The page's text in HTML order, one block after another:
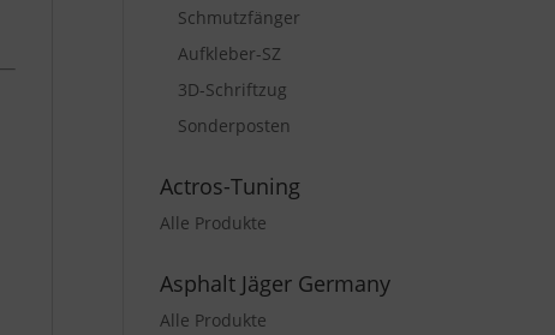
Schmutzfänger
Aufkleber-SZ
3D-Schriftzug
Sonderposten
Actros-Tuning
Alle Produkte
Asphalt Jäger Germany
Alle Produkte